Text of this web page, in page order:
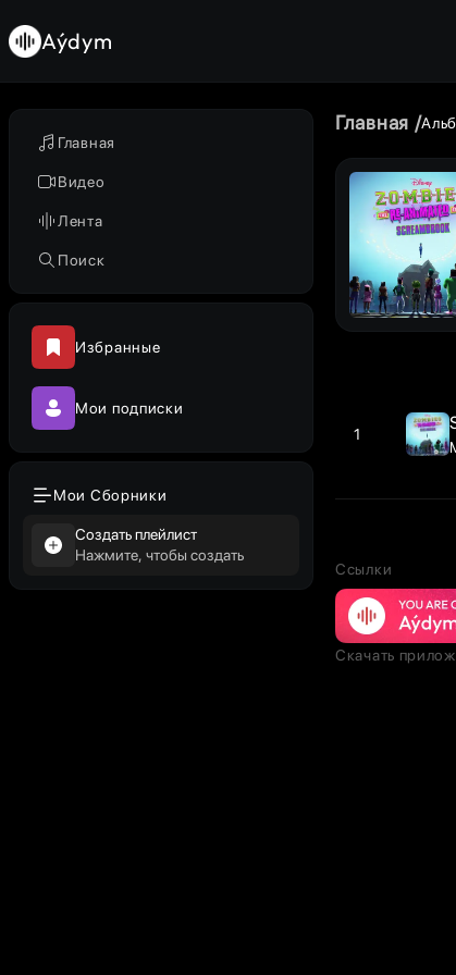
Главная
Видео
Лента
Поиск
Избранные
Мои подписки
Мои Сборники
Создать плейлист
Нажмите, чтобы создать
Aýdym
Главная
1
Ссылки
Скачать